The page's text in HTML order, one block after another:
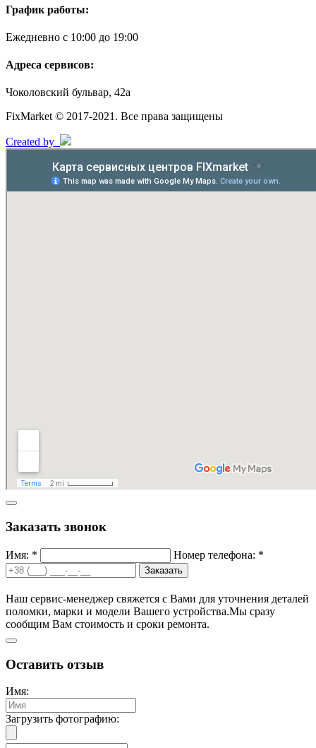
График работы:
Ежедневно с 10:00 до 19:00
Адреса сервисов:
Чоколовский бульвар, 42а
FixMarket © 2017-2021. Все права защищены
Created by
Заказать звонок
Имя: * Номер телефона: *
Заказать
Наш сервис-менеджер свяжется с Вами для уточнения деталей
поломки, марки и модели Вашего устройства.Мы сразу
сообщим Вам стоимость и сроки ремонта.
Оставить отзыв
Имя:
Загрузить фотографию: